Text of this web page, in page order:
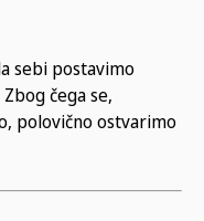
sebi postavimo
čega se,
polovično ostvarimo